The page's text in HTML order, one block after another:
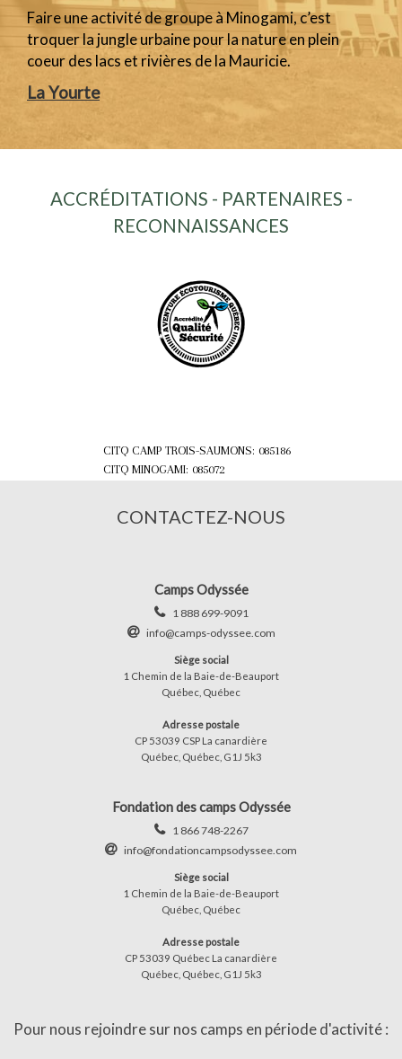
Faire une activité de groupe à Minogami, c’est
troquer la jungle urbaine pour la nature en plein
coeur des lacs et rivières de la Mauricie.
La Yourte
ACCRÉDITATIONS - PARTENAIRES -
RECONNAISSANCES
CITQ CAMP TROIS-SAUMONS: 085186
CITQ MINOGAMI: 085072
CONTACTEZ-NOUS
Camps Odyssée
1 888 699-9091
info@camps-odyssee.com
Siège social
1 Chemin de la Baie-de-Beauport
Québec, Québec
Adresse postale
CP 53039 CSP La canardière
Québec, Québec, G1J 5k3
Fondation des camps Odyssée
1 866 748-2267
info@fondationcampsodyssee.com
Siège social
1 Chemin de la Baie-de-Beauport
Québec, Québec
Adresse postale
CP 53039 Québec La canardière
Québec, Québec, G1J 5k3
Pour nous rejoindre sur nos camps en période d'activité :